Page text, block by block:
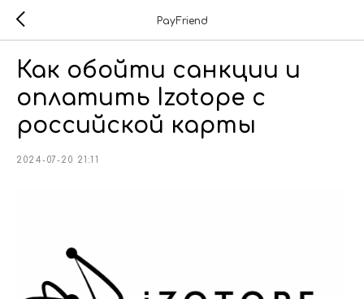
PayFriend
Как обойти санкции и
оплатить Izotope с
российской карты
2024-07-20 21:11